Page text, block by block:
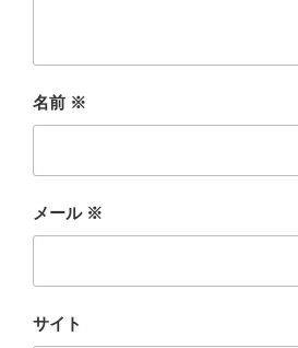
名前 ※
メール ※
サイト